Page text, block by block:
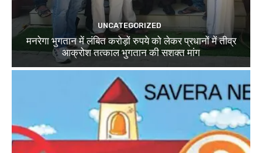
UNCATEGORIZED
मनरेगा भुगतान में लंबित करोड़ों रुपये को लेकर प्रधानों में तीव्र
आक्रोश तत्काल भुगतान की सशक्त मांग